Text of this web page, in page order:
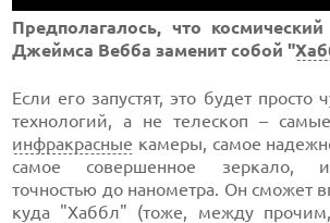
Предполагалось, что
Джеймса Вебба заменит собой "
Если его запустят, это будет просто
технологий, а не телескоп –
инфракрасные камеры, самое
самое совершенное зеркало,
точностью до нанометра. Он сможет
куда "Хаббл" (тоже, между